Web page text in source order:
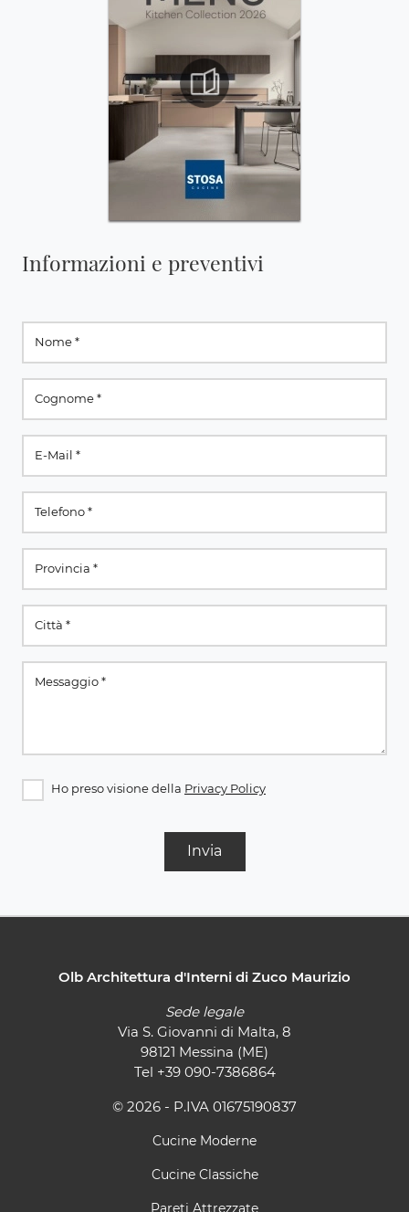
Informazioni e preventivi
Ho preso visione della Privacy Policy
Invia
Olb Architettura d'Interni di Zuco Maurizio
Sede legale
Via S. Giovanni di Malta, 8
98121 Messina (ME)
Tel +39 090-7386864
© 2026 - P.IVA 01675190837
Cucine Moderne
Cucine Classiche
Pareti Attrezzate